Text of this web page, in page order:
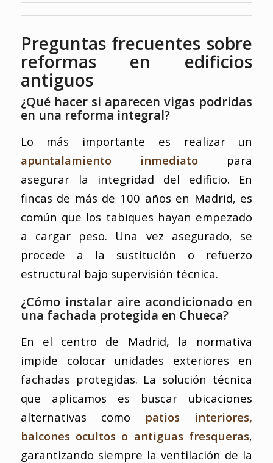
Preguntas frecuentes sobre
reformas en edificios
antiguos
¿Qué hacer si aparecen vigas podridas
en una reforma integral?
Lo más importante es realizar un
apuntalamiento inmediato para
asegurar la integridad del edificio. En
fincas de más de 100 años en Madrid, es
común que los tabiques hayan empezado
a cargar peso. Una vez asegurado, se
procede a la sustitución o refuerzo
estructural bajo supervisión técnica.
¿Cómo instalar aire acondicionado en
una fachada protegida en Chueca?
En el centro de Madrid, la normativa
impide colocar unidades exteriores en
fachadas protegidas. La solución técnica
que aplicamos es buscar ubicaciones
alternativas como patios interiores,
balcones ocultos o antiguas fresqueras,
garantizando siempre la ventilación de la